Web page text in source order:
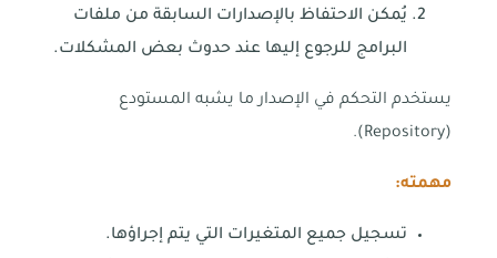
يُمكن الاحتفاظ بالإصدارات السابقة من ملفات
البرامج للرجوع إليها عند حدوث بعض المشكلات.
يستخدم التحكم في الإصدار ما يشبه المستودع
(Repository).
مهمته:
تسجيل جميع المتغيرات التي يتم إجراؤها.